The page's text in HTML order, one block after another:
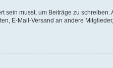
musst, um Beiträge zu
E-Mail-Versand an andere